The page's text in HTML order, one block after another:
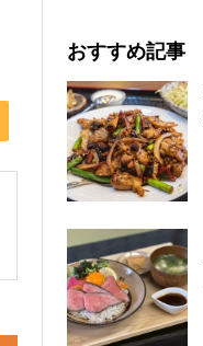
おすすめ記事